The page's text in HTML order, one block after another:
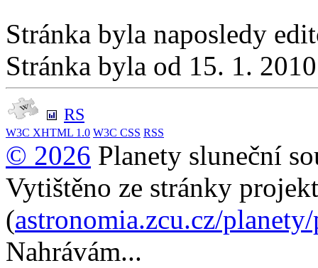
Stránka byla naposledy
Stránka byla od 15. 1.
RS
W3C XHTML 1.0 W3C CSS RSS
© 2026 Planety sluneční
Vytištěno ze stránky
(astronomia.zcu.cz/
Nahrávám...